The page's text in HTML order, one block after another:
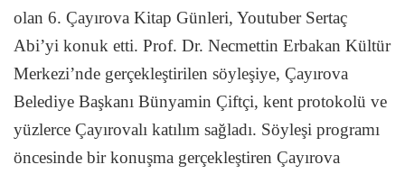
olan 6. Çayırova Kitap Günleri, Youtuber Sertaç
Abi’yi konuk etti. Prof. Dr. Necmettin Erbakan Kültür
Merkezi’nde gerçekleştirilen söyleşiye, Çayırova
Belediye Başkanı Bünyamin Çiftçi, kent protokolü ve
yüzlerce Çayırovalı katılım sağladı. Söyleşi programı
öncesinde bir konuşma gerçekleştiren Çayırova